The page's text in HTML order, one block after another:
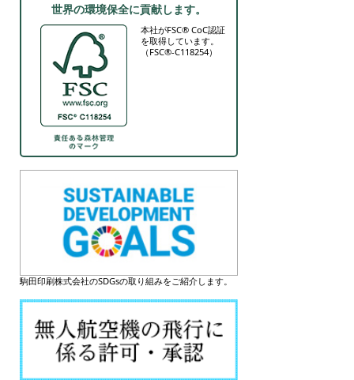
世界の環境保全に貢献します。
本社がFSC® CoC認証
を取得しています。
（FSC®-C118254）
駒田印刷株式会社のSDGsの取り組みをご紹介します。